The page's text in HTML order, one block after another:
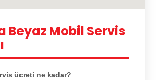
Beyaz Mobil Servis
ücreti ne kadar?